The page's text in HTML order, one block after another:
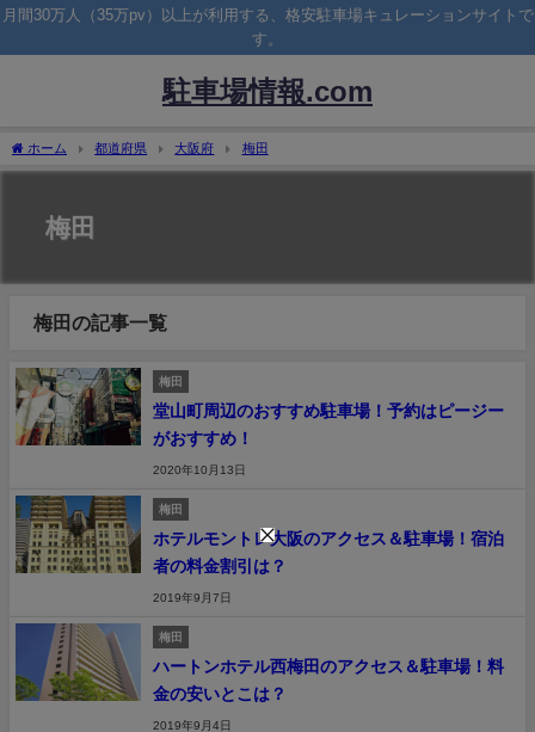
月間30万人（35万pv）以上が利用する、格安駐車場キュレーションサイトで
す。
駐車場情報.com
ホーム 都道府県 大阪府 梅田
梅田
梅田の記事一覧
梅田
堂山町周辺のおすすめ駐車場！予約はピージー
がおすすめ！
2020年10月13日
梅田
ホテルモントレ大阪のアクセス＆駐車場！宿泊
者の料金割引は？
2019年9月7日
梅田
ハートンホテル西梅田のアクセス＆駐車場！料
金の安いとこは？
2019年9月4日